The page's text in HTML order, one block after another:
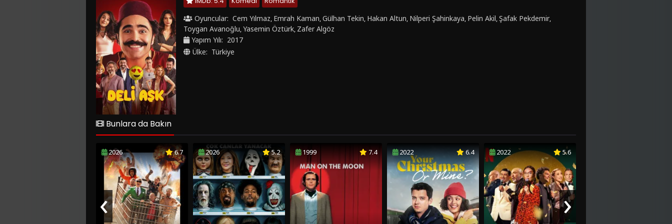
Oyuncular: Cem Yılmaz, Emrah Kaman,Gülhan Tekin, Hakan Altun, Nilperi Şahinkaya, Pelin Akil,Şafak Pekdemir,
Toygan Avanoğlu,Yasemin Öztürk, Zafer Algöz
Yapım Yılı: 2017
Ülke: Türkiye
Bunlara da Bakın
2026 6.7 2026 5.2 1999 7.4 2022 6.4 2022 5.6
‹ ›